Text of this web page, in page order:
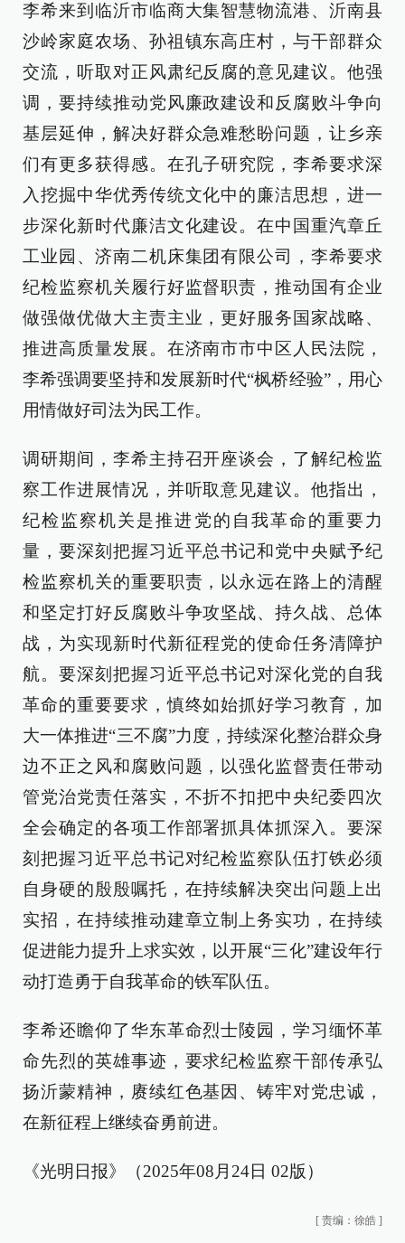
李希来到临沂市临商大集智慧物流港、沂南县
沙岭家庭农场、孙祖镇东高庄村，与干部群众
交流，听取对正风肃纪反腐的意见建议。他强
调，要持续推动党风廉政建设和反腐败斗争向
基层延伸，解决好群众急难愁盼问题，让乡亲
们有更多获得感。在孔子研究院，李希要求深
入挖掘中华优秀传统文化中的廉洁思想，进一
步深化新时代廉洁文化建设。在中国重汽章丘
工业园、济南二机床集团有限公司，李希要求
纪检监察机关履行好监督职责，推动国有企业
做强做优做大主责主业，更好服务国家战略、
推进高质量发展。在济南市市中区人民法院，
李希强调要坚持和发展新时代“枫桥经验”，用心
用情做好司法为民工作。
调研期间，李希主持召开座谈会，了解纪检监
察工作进展情况，并听取意见建议。他指出，
纪检监察机关是推进党的自我革命的重要力
量，要深刻把握习近平总书记和党中央赋予纪
检监察机关的重要职责，以永远在路上的清醒
和坚定打好反腐败斗争攻坚战、持久战、总体
战，为实现新时代新征程党的使命任务清障护
航。要深刻把握习近平总书记对深化党的自我
革命的重要要求，慎终如始抓好学习教育，加
大一体推进“三不腐”力度，持续深化整治群众身
边不正之风和腐败问题，以强化监督责任带动
管党治党责任落实，不折不扣把中央纪委四次
全会确定的各项工作部署抓具体抓深入。要深
刻把握习近平总书记对纪检监察队伍打铁必须
自身硬的殷殷嘱托，在持续解决突出问题上出
实招，在持续推动建章立制上务实功，在持续
促进能力提升上求实效，以开展“三化”建设年行
动打造勇于自我革命的铁军队伍。
李希还瞻仰了华东革命烈士陵园，学习缅怀革
命先烈的英雄事迹，要求纪检监察干部传承弘
扬沂蒙精神，赓续红色基因、铸牢对党忠诚，
在新征程上继续奋勇前进。
《光明日报》（2025年08月24日 02版）
[ 责编：徐皓 ]